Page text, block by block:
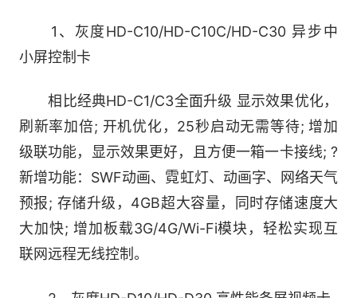
1、灰度HD-C10/HD-C10C/HD-C30 异步中
小屏控制卡
相比经典HD-C1/C3全面升级 显示效果优化，
刷新率加倍; 开机优化，25秒启动无需等待; 增加
级联功能，显示效果更好，且方便一箱一卡接线; ?
新增功能：SWF动画、霓虹灯、动画字、网络天气
预报; 存储升级，4GB超大容量，同时存储速度大
大加快; 增加板载3G/4G/Wi-Fi模块，轻松实现互
联网远程无线控制。